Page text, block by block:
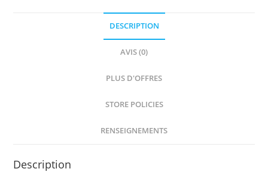
DESCRIPTION
AVIS (0)
PLUS D'OFFRES
STORE POLICIES
RENSEIGNEMENTS
Description